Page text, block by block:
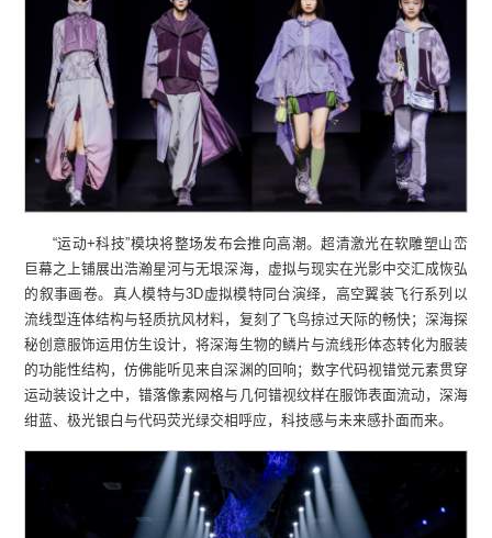
“运动+科技”模块将整场发布会推向高潮。超清激光在软雕塑山峦
巨幕之上铺展出浩瀚星河与无垠深海，虚拟与现实在光影中交汇成恢弘
的叙事画卷。真人模特与3D虚拟模特同台演绎，高空翼装飞行系列以
流线型连体结构与轻质抗风材料，复刻了飞鸟掠过天际的畅快；深海探
秘创意服饰运用仿生设计，将深海生物的鳞片与流线形体态转化为服装
的功能性结构，仿佛能听见来自深渊的回响；数字代码视错觉元素贯穿
运动装设计之中，错落像素网格与几何错视纹样在服饰表面流动，深海
绀蓝、极光银白与代码荧光绿交相呼应，科技感与未来感扑面而来。